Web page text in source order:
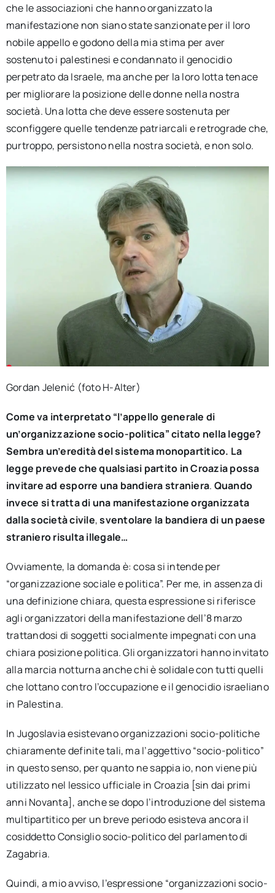
che le associazioni che hanno organizzato la
manifestazione non siano state sanzionate per il loro
nobile appello e godono della mia stima per aver
sostenuto i palestinesi e condannato il genocidio
perpetrato da Israele, ma anche per la loro lotta tenace
per migliorare la posizione delle donne nella nostra
società. Una lotta che deve essere sostenuta per
sconfiggere quelle tendenze patriarcali e retrograde che,
purtroppo, persistono nella nostra società, e non solo.
Gordan Jelenić (foto H-Alter)
Come va interpretato “l’appellogenerale di
un’organizzazionesocio-politica” citato nella legge?
Sembra un’ereditàdelsistemamonopartitico. La
legge prevede chequalsiasi partito in Croaziapossa
invitare ad esporre una bandierastraniera. Quando
invece sitrattadi una manifestazione organizzata
dallasocietàcivile,sventolare la bandieradi un paese
straniero risulta illegale…
Ovviamente, la domanda è: cosa si intende per
“organizzazione sociale e politica”. Per me, in assenza di
una definizione chiara, questa espressione si riferisce
agli organizzatori della manifestazione dell’8 marzo
trattandosi di soggetti socialmente impegnati con una
chiara posizione politica. Gli organizzatori hanno invitato
alla marcia notturna anche chi è solidale con tutti quelli
che lottano contro l’occupazione e il genocidio israeliano
in Palestina.
In Jugoslavia esistevano organizzazioni socio-politiche
chiaramente definite tali, ma l’aggettivo “socio-politico”
in questo senso, per quanto ne sappia io, non viene più
utilizzato nel lessico ufficiale in Croazia [sin dai primi
anni Novanta], anche se dopo l’introduzione del sistema
multipartitico per un breve periodo esisteva ancora il
cosiddetto Consiglio socio-politico del parlamento di
Zagabria.
Quindi, a mio avviso, l’espressione “organizzazioni socio-